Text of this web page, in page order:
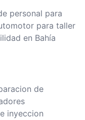
personal para
para taller
en Bahía
de
inyeccion